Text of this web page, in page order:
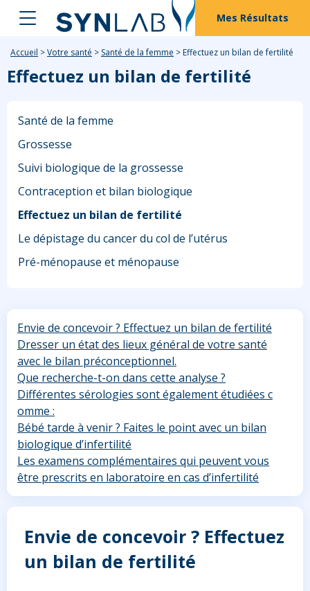
Mes Résultats
Accueil >Votre santé > Santé de la femme > Effectuez un bilan de fertilité
Effectuez un bilan de fertilité
Santé de la femme
Grossesse
Suivi biologique de la grossesse
Contraception et bilan biologique
Effectuez un bilan de fertilité
Le dépistage du cancer du col de l’utérus
Pré-ménopause et ménopause
Envie de concevoir ? Effectuez un bilan de fertilité
Dresser un état des lieux général de votre santé
avec le bilan préconceptionnel.
Que recherche-t-on dans cette analyse ?
Différentes sérologies sont également étudiées c
omme :
Bébé tarde à venir ? Faites le point avec un bilan
biologique d’infertilité
Les examens complémentaires qui peuvent vous
être prescrits en laboratoire en cas d’infertilité
Envie de concevoir ? Effectuez
un bilan de fertilité